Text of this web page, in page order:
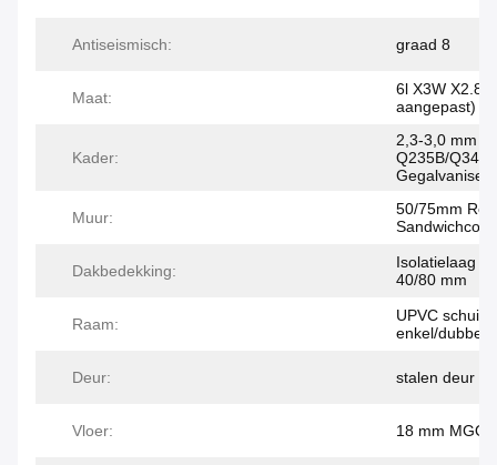
Antiseismisch: graad 8
Maat:
6l X3W
aangepast)
Kader:
2,3-3,0 mm
Q235B/
Muur:
50/75mm
Dakbedekking:
Isolatielaag
40/80 mm
Raam:
UPVC
enkel/dubbel
Deur: stalen deur
Vloer: 18 mm MGO/